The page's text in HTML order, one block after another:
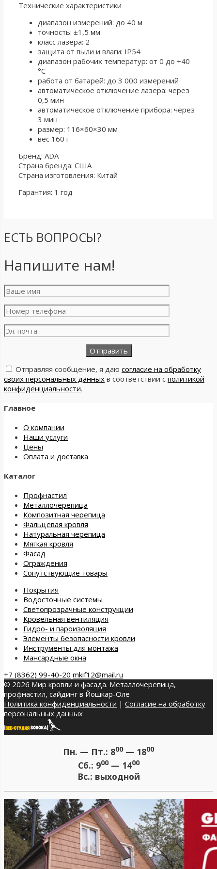
Технические характеристики
диапазон измерений: до 40 м
точность: ±1,5 мм
класс лазера: 2
защита от пыли и влаги: IP54
диапазон рабочих температур: от 0 до +40
°С
работа от батарей: до 3 000 измерений
автоматическое отключение лазера: через
0,5 мин
автоматическое отключение прибора: через
3 мин
размер: 116×60×30 мм
вес 160 г
Бренд: ADA
Страна бренда: США
Страна изготовления: Китай
Гарантия: 1 год
ЕСТЬ ВОПРОСЫ?
Напишите нам!
Отправляя сообщение, я даю согласие на обработку
своих персональных данных в соответствии с политикой
конфиденциальности.
Главное
О компании
Наши услуги
Цены
Оплата и доставка
Каталог
Профнастил
Металлочерепица
Композитная черепица
Фальцевая кровля
Натуральная черепица
Мягкая кровля
Фасад
Ограждения
Сопутствующие товары
Покрытия
Водосточные системы
Светопрозрачные конструкции
Кровельная вентиляция
Гидро- и пароизоляция
Элементы безопасности кровли
Инструменты для монтажа
Мансардные окна
+7 (8362) 99-40-20 mkif12@mail.ru
© 2026 Мир кровли и фасада. Металлочерепица,
профнастил, сайдинг в Йошкар-Оле
Политика конфиденциальности | Согласие на обработку
персональных данных
Пн. — Пт.: 800— 1800
Сб.: 900— 1400
Вс.: выходной